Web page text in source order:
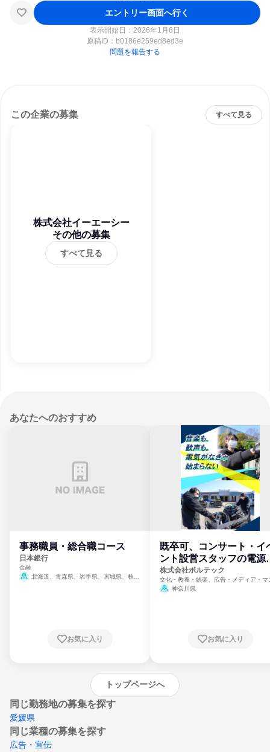
エントリー画面へ行く
表示開始日：2026年1月8日
原稿ID： b0186e259ed8ed3e
問題を報告する
この企業の募集 すべて見る
株式会社イーエーシー
その他の募集
すべて見る
あなたへのおすすめ
事務職員・総合職コース
日本銀行
金融
北海道、青森県、岩手県、宮城県、秋田
崎県、熊本県、大分県、宮崎県、鹿児島県、
お気に入り
既卒可、コンサート・イ
ント設営スタッフの電源
門
株式会社ボルテック
文化・教養・娯楽、広告・メディア・マ
ミ、電力・ガス・水道・エネルギー
神奈川県
お気に入り
トップページへ
同じ勤務地の募集を探す
愛媛県
同じ業種の募集を探す
広告・宣伝